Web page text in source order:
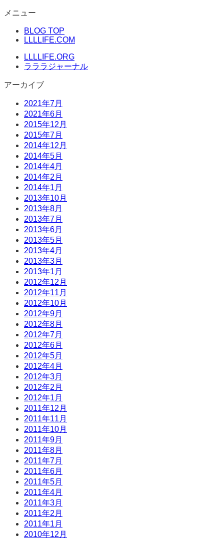
コ
キ
メニュー
BLOG TOP
LLLLIFE.COM
LLLLIFE.ORG
ラララジャーナル
アーカイブ
2021年7月
2021年6月
2015年12月
2015年7月
2014年12月
2014年5月
2014年4月
2014年2月
2014年1月
2013年10月
2013年8月
2013年7月
2013年6月
2013年5月
2013年4月
2013年3月
2013年1月
2012年12月
2012年11月
2012年10月
2012年9月
2012年8月
2012年7月
2012年6月
2012年5月
2012年4月
2012年3月
2012年2月
2012年1月
2011年12月
2011年11月
2011年10月
2011年9月
2011年8月
2011年7月
2011年6月
2011年5月
2011年4月
2011年3月
2011年2月
2011年1月
2010年12月